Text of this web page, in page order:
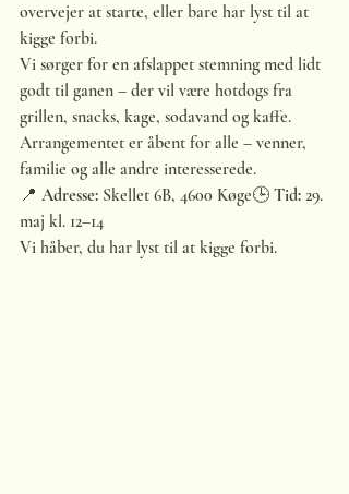
overvejer at starte, eller bare har lyst til at
kigge forbi.
Vi sørger for en afslappet stemning med lidt
godt til ganen – der vil være hotdogs fra
grillen, snacks, kage, sodavand og kaffe.
Arrangementet er åbent for alle – venner,
familie og alle andre interesserede.
📍 Adresse: Skellet 6B, 4600 Køge🕒 Tid: 29.
maj kl. 12–14
Vi håber, du har lyst til at kigge forbi.